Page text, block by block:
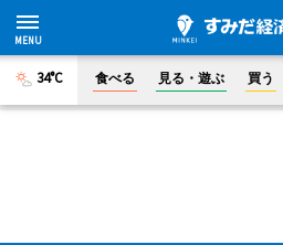
34°C 食べる 見る・遊ぶ 買う